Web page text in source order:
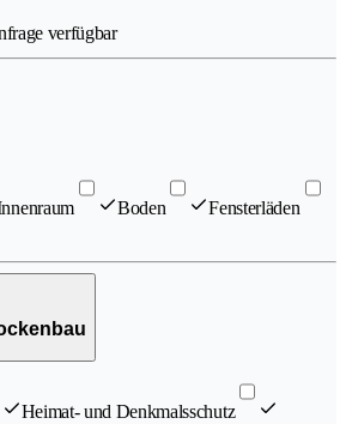
verfügbar
Boden
Fensterläden
Heimat- und Denkmalsschutz